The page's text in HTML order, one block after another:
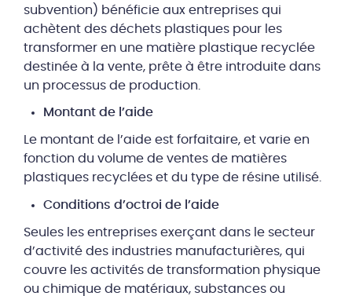
subvention) bénéficie aux entreprises qui
achètent des déchets plastiques pour les
transformer en une matière plastique recyclée
destinée à la vente, prête à être introduite dans
un processus de production.
Montant de l’aide
Le montant de l’aide est forfaitaire, et varie en
fonction du volume de ventes de matières
plastiques recyclées et du type de résine utilisé.
Conditions d’octroi de l’aide
Seules les entreprises exerçant dans le secteur
d’activité des industries manufacturières, qui
couvre les activités de transformation physique
ou chimique de matériaux, substances ou